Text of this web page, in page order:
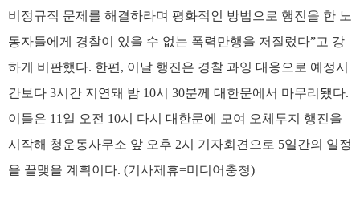
비정규직 문제를 해결하라며 평화적인 방법으로 행진을 한 노
동자들에게 경찰이 있을 수 없는 폭력만행을 저질렀다”고 강
하게 비판했다. 한편, 이날 행진은 경찰 과잉 대응으로 예정시
간보다 3시간 지연돼 밤 10시 30분께 대한문에서 마무리됐다.
이들은 11일 오전 10시 다시 대한문에 모여 오체투지 행진을
시작해 청운동사무소 앞 오후 2시 기자회견으로 5일간의 일정
을 끝맺을 계획이다. (기사제휴=미디어충청)